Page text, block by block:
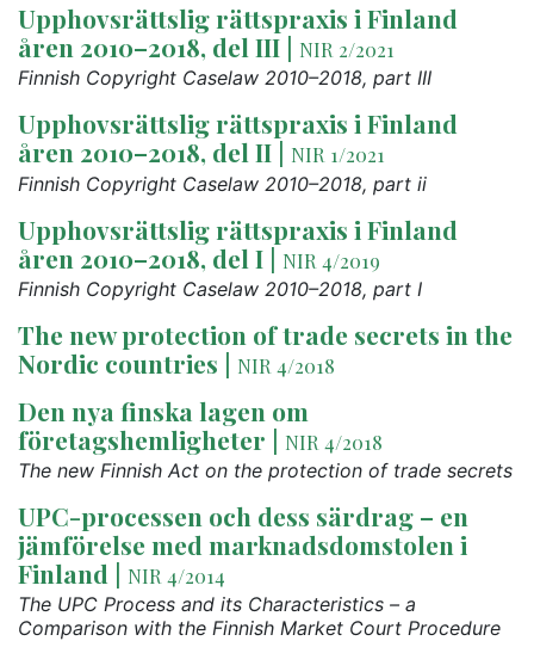
Upphovsrättslig rättspraxis i Finland
åren 2010–2018, del III | NIR 2/2021
Finnish Copyright Caselaw 2010–2018, part III
Upphovsrättslig rättspraxis i Finland
åren 2010–2018, del II | NIR 1/2021
Finnish Copyright Caselaw 2010–2018, part ii
Upphovsrättslig rättspraxis i Finland
åren 2010–2018, del I | NIR 4/2019
Finnish Copyright Caselaw 2010–2018, part I
The new protection of trade secrets in the
Nordic countries | NIR 4/2018
Den nya finska lagen om
företagshemligheter | NIR 4/2018
The new Finnish Act on the protection of trade secrets
UPC-processen och dess särdrag – en
jämförelse med marknadsdomstolen i
Finland | NIR 4/2014
The UPC Process and its Characteristics – a
Comparison with the Finnish Market Court Procedure